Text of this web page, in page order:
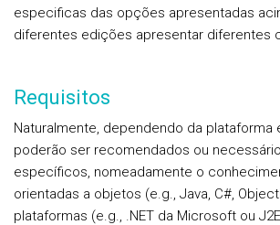
especificas das opções apresentadas
diferentes edições apresentar diferentes
Requisitos
Naturalmente, dependendo da plataforma
poderão ser recomendados ou
específicos, nomeadamente o
orientadas a objetos (e.g., Java, C#,
plataformas (e.g., .NET da Microsoft ou